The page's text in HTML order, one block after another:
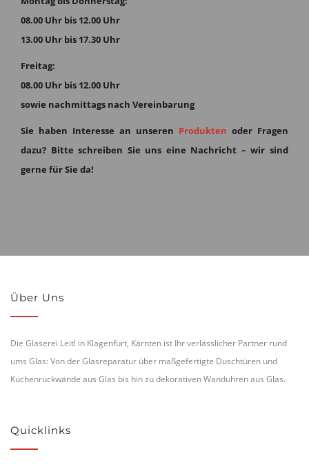
08.00 Uhr bis 12.00 Uhr
13.00 Uhr bis 17.30 Uhr
Freitag:
08.00 Uhr bis 12.00 Uhr
sowie nachmittags nach Vereinbarung
Sie haben Interesse an unseren Produkten oder Fragen
dazu? Bitte schreiben Sie uns eine Nachricht – wir sind
gerne für Sie da!
Über Uns
Die Glaserei Leitl in Klagenfurt, Kärnten ist Ihr verlässlicher Partner rund
ums Glas: Von der Glasreparatur über maßgefertigte Duschtüren und
Küchenrückwände aus Glas bis hin zu dekorativen Wanduhren aus Glas.
Quicklinks